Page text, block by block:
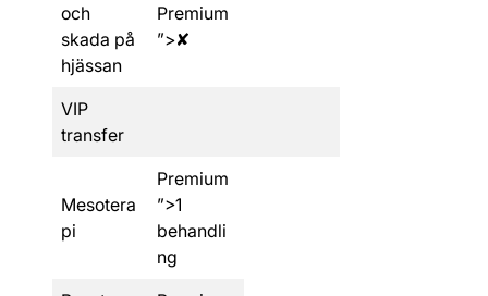
och
skada på
hjässan
Premium
”>✘
VIP
transfer
Mesotera
pi
Premium
”>1
behandli
ng